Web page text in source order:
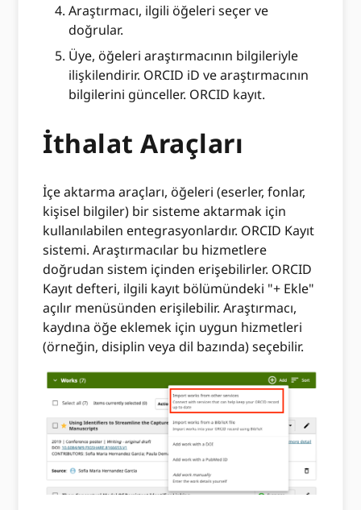
Araştırmacı, ilgili öğeleri seçer ve
doğrular.
Üye, öğeleri araştırmacının bilgileriyle
ilişkilendirir. ORCID iD ve araştırmacının
bilgilerini günceller. ORCID kayıt.
İthalat Araçları
İçe aktarma araçları, öğeleri (eserler, fonlar,
kişisel bilgiler) bir sisteme aktarmak için
kullanılabilen entegrasyonlardır. ORCID Kayıt
sistemi. Araştırmacılar bu hizmetlere
doğrudan sistem içinden erişebilirler. ORCID
Kayıt defteri, ilgili kayıt bölümündeki "+ Ekle"
açılır menüsünden erişilebilir. Araştırmacı,
kaydına öğe eklemek için uygun hizmetleri
(örneğin, disiplin veya dil bazında) seçebilir.